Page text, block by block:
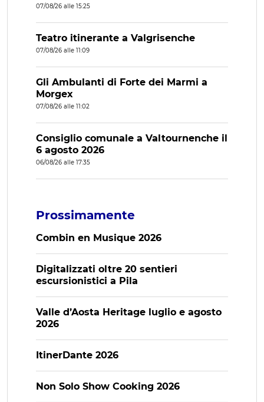
07/08/26 alle 15:25
Teatro itinerante a Valgrisenche
07/08/26 alle 11:09
Gli Ambulanti di Forte dei Marmi a
Morgex
07/08/26 alle 11:02
Consiglio comunale a Valtournenche il
6 agosto 2026
06/08/26 alle 17:35
Prossimamente
Combin en Musique 2026
Digitalizzati oltre 20 sentieri
escursionistici a Pila
Valle d’Aosta Heritage luglio e agosto
2026
ItinerDante 2026
Non Solo Show Cooking 2026